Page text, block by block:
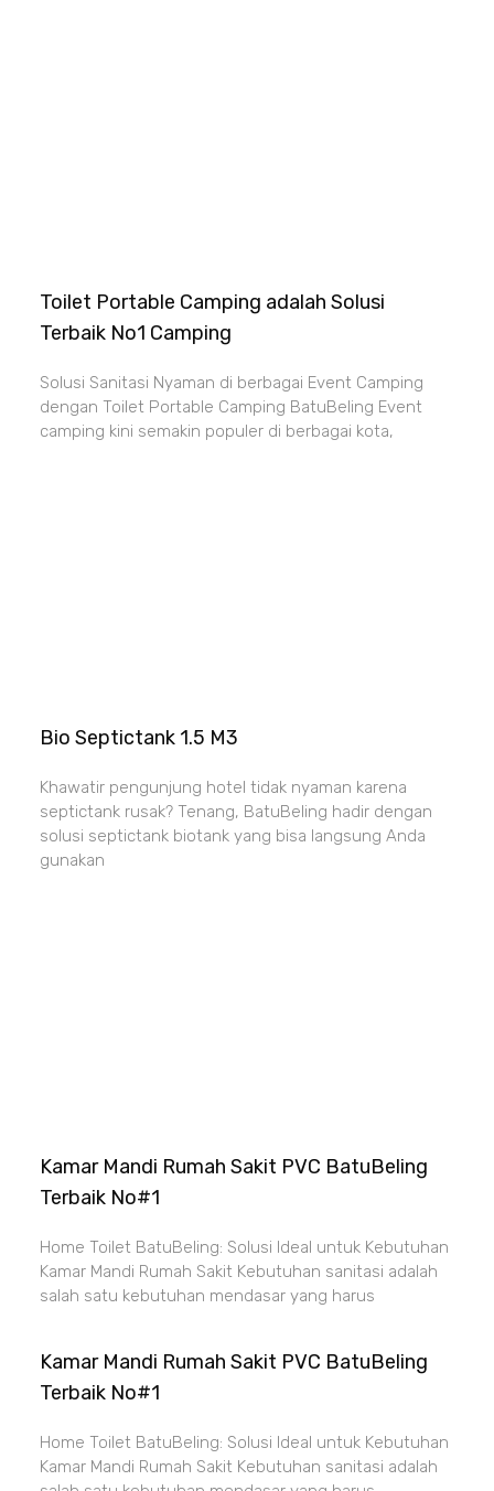
Toilet Portable Camping adalah Solusi
Terbaik No1 Camping
Solusi Sanitasi Nyaman di berbagai Event Camping
dengan Toilet Portable Camping BatuBeling Event
camping kini semakin populer di berbagai kota,
Bio Septictank 1.5 M3
Khawatir pengunjung hotel tidak nyaman karena
septictank rusak? Tenang, BatuBeling hadir dengan
solusi septictank biotank yang bisa langsung Anda
gunakan
Kamar Mandi Rumah Sakit PVC BatuBeling
Terbaik No#1
Home Toilet BatuBeling: Solusi Ideal untuk Kebutuhan
Kamar Mandi Rumah Sakit Kebutuhan sanitasi adalah
salah satu kebutuhan mendasar yang harus
Kamar Mandi Rumah Sakit PVC BatuBeling
Terbaik No#1
Home Toilet BatuBeling: Solusi Ideal untuk Kebutuhan
Kamar Mandi Rumah Sakit Kebutuhan sanitasi adalah